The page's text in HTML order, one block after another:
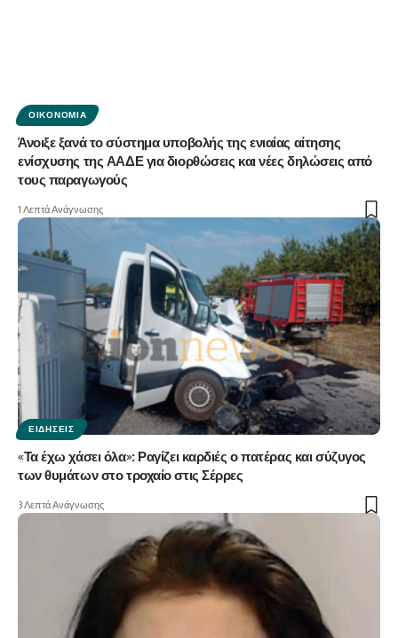
ΟΙΚΟΝΟΜΊΑ
Άνοιξε ξανά το σύστημα υποβολής της ενιαίας αίτησης
ενίσχυσης της ΑΑΔΕ για διορθώσεις και νέες δηλώσεις από
τους παραγωγούς
1 Λεπτά Ανάγνωσης
ΕΙΔΉΣΕΙΣ
«Τα έχω χάσει όλα»: Ραγίζει καρδιές ο πατέρας και σύζυγος
των θυμάτων στο τροχαίο στις Σέρρες
3 Λεπτά Ανάγνωσης